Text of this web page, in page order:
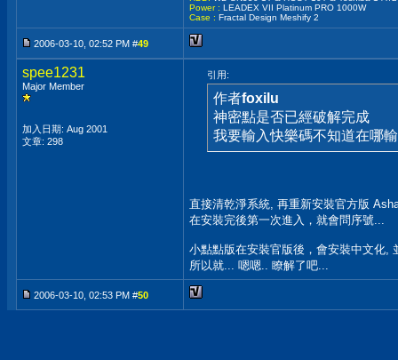
Power : LEADEX VII Platinum PRO 1000W
Case : Fractal Design Meshify 2
2006-03-10, 02:52 PM #49
spee1231
Major Member
加入日期: Aug 2001
文章: 298
引用:
作者foxilu
神密點是否已經破解完成
我要輸入快樂碼不知道在哪
直接清乾淨系統, 再重新安裝官方版
在安裝完後第一次進入，就會問序號...
小點點版在安裝官版後，會安裝中文化,
所以就... 嗯嗯.. 瞭解了吧...
2006-03-10, 02:53 PM #50